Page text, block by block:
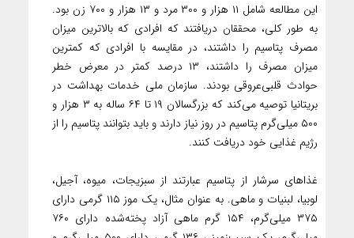
این مطالعه شامل ۱۱ هزار و ۳۰۰ مرد و ۱۳ هزار و ۷۰۰ زن بود.
به‌ طور کلی، محققان دریافتند که افرادی که بالاترین میزان
مصرف پتاسیم را داشتند، در مقایسه با افرادی که کمترین
میزان مصرف را داشتند، ۱۳ درصد کمتر در معرض خطر
حوادث قلبی‌عروقی بودند. سازمان ملی خدمات بهداشت در
بریتانیا توصیه می‌کند که بزرگسالان ۱۹ تا ۶۴ ساله به ۳ هزار و
۵۰۰ میلی‌گرم پتاسیم در روز نیاز دارند و باید بتوانند پتاسیم را از
رژیم غذایی خود دریافت کنند.
غذاهای سرشار از پتاسیم عبارتند از سبزیجات، میوه، آجیل،
لوبیا، لبنیات و ماهی. به‌ عنوان‌ مثال، یک موز ۱۱۵ گرمی دارای
۳۷۵ میلی‌گرم، ۱۵۴ گرم ماهی آزاد پخته‌شده دارای ۷۶۰